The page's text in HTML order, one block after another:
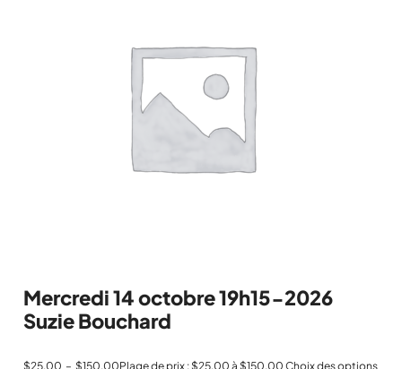
Mercredi 14 octobre 19h15-2026
Suzie Bouchard
$25.00 – $150.00Plage de prix : $25.00 à $150.00 Choix des options